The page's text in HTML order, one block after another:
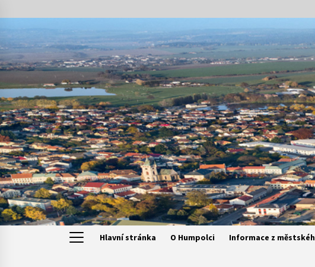
to
Hlavní stránka O Humpolci Informace z